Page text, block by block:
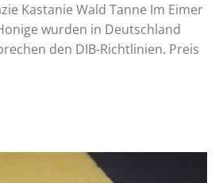
Kastanie Wald Tanne Im Eimer
wurden in Deutschland
den DIB-Richtlinien. Preis